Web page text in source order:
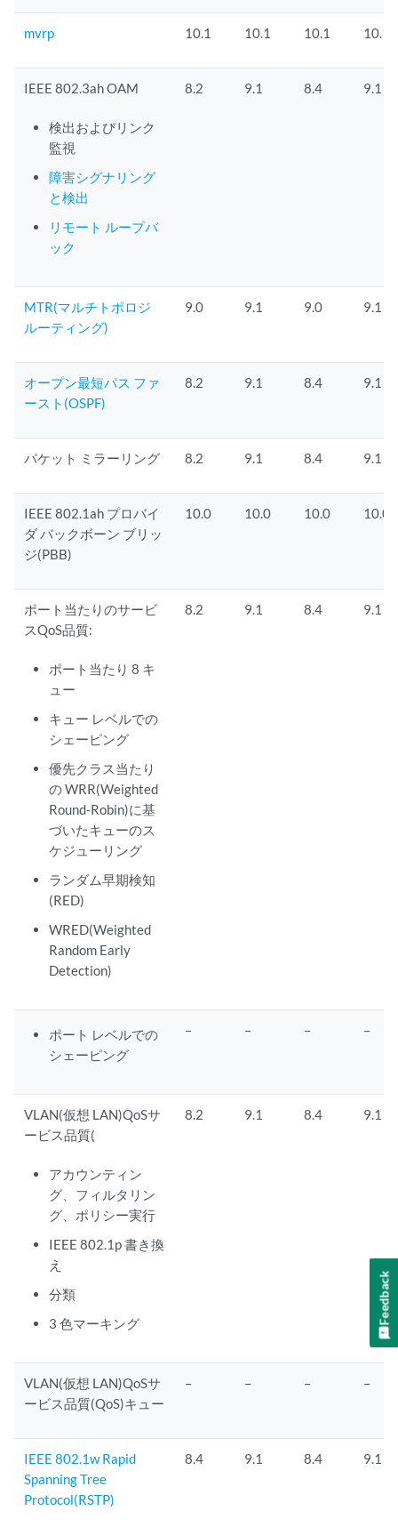
mvrp 10.1 10.1 10.1 10.1
IEEE 802.3ah OAM
検出およびリンク
監視
障害シグナリング
と検出
リモート ループバ
ック
8.2 9.1 8.4 9.1
MTR(マルチトポロジ
ルーティング)
9.0 9.1 9.0 9.1
オープン最短パス ファ
ースト(OSPF)
8.2 9.1 8.4 9.1
パケット ミラーリング 8.2 9.1 8.4 9.1
IEEE 802.1ah プロバイ
ダ バックボーン ブリッ
ジ(PBB)
10.0 10.0 10.0 10.0
ポート当たりのサービ
スQoS品質:
ポート当たり 8 キ
ュー
キュー レベルでの
シェーピング
優先クラス当たり
の WRR(Weighted
Round-Robin)に基
づいたキューのス
ケジューリング
ランダム早期検知
(RED)
WRED(Weighted
Random Early
Detection)
8.2 9.1 8.4 9.1
ポート レベルでの
シェーピング
– – – –
VLAN(仮想 LAN)QoSサ
ービス品質(
アカウンティン
グ、フィルタリン
グ、ポリシー実行
IEEE 802.1p 書き換
え
分類
3 色マーキング
8.2 9.1 8.4 9.1
VLAN(仮想 LAN)QoSサ
ービス品質(QoS)キュー
– – – –
IEEE 802.1w Rapid
Spanning Tree
Protocol(RSTP)
8.4 9.1 8.4 9.1
Feedback